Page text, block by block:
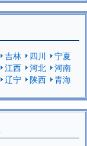
吉林 四川
宁夏
江西 河北
河南
辽宁 陕西
青海